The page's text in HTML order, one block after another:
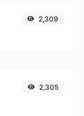
2,309
2,305